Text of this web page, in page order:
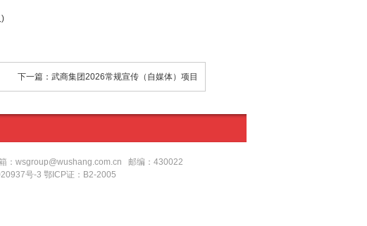
下一篇：武商集团2026常规宣传（自媒体）项目
：wsgroup@wushang.com.cn 邮编：430022
号-3 鄂ICP证：B2-2005